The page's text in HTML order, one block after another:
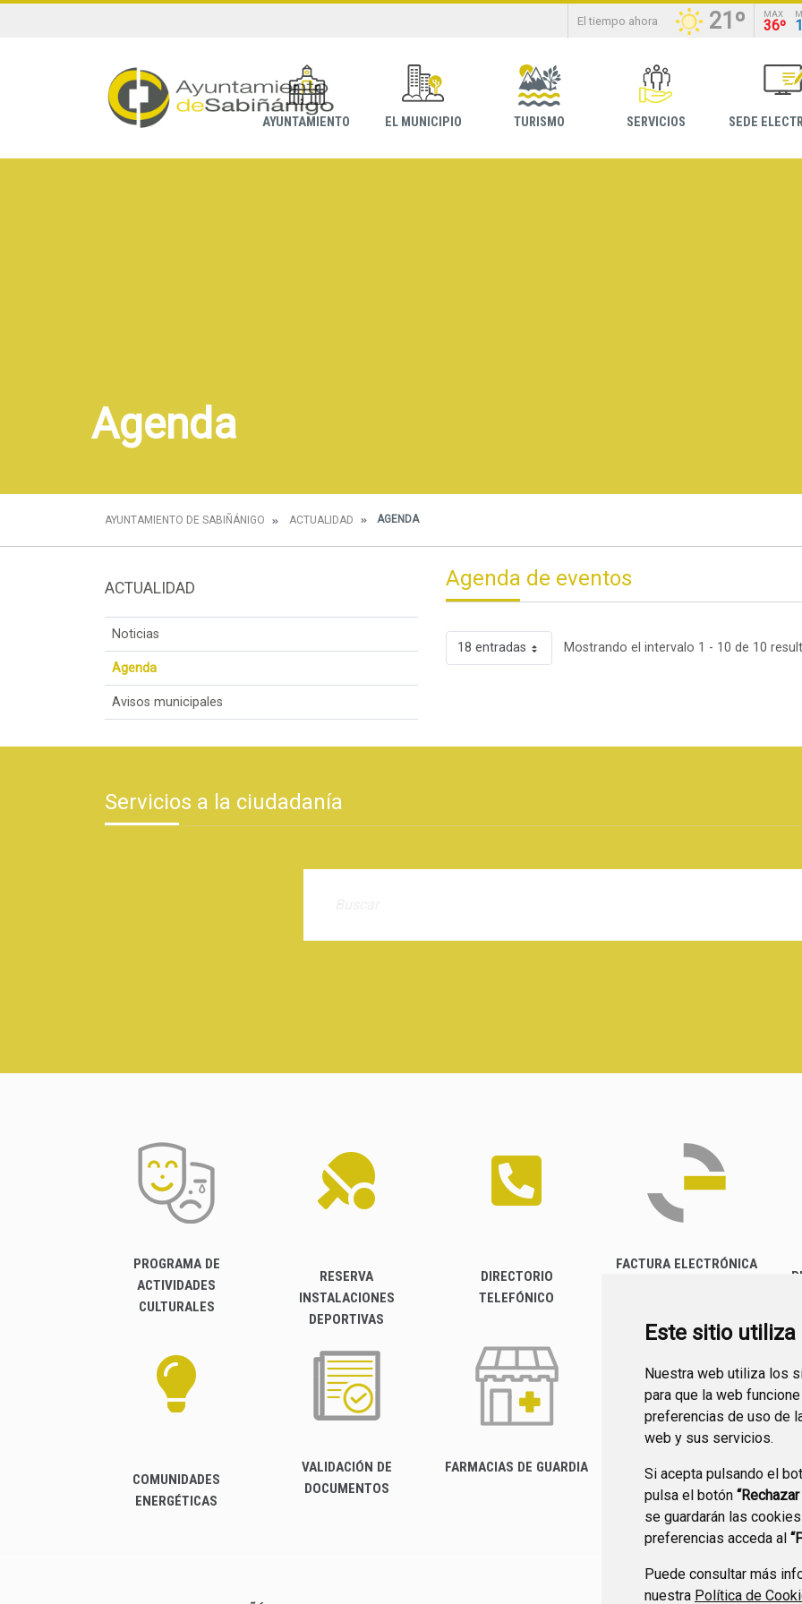
Este sitio
Nuestra web utiliza los
para que la web
preferencias de uso de
web y sus servicios.
Si acepta pulsando el
pulsa el botón
se guardarán las
preferencias acceda al
Puede consultar más
nuestra Política de
El tiempo ahora 21º MAX
36º
AYUNTAMIENTO EL MUNICIPIO TURISMO SERVICIOS SEDE
Agenda
AYUNTAMIENTO DE SABIÑÁNIGO ACTUALIDAD AGENDA
ACTUALIDAD
Noticias
Agenda
Avisos municipales
Agenda de eventos
18 entradas Mostrando el intervalo 1 - 10 de 10
Servicios a la ciudadanía
PROGRAMA DE
ACTIVIDADES
CULTURALES
RESERVA
INSTALACIONES
DEPORTIVAS
DIRECTORIO
TELEFÓNICO
FACTURA ELECTRÓNICA
COMUNIDADES
ENERGÉTICAS
VALIDACIÓN DE
DOCUMENTOS
FARMACIAS DE GUARDIA
CANAL YOUTUBE